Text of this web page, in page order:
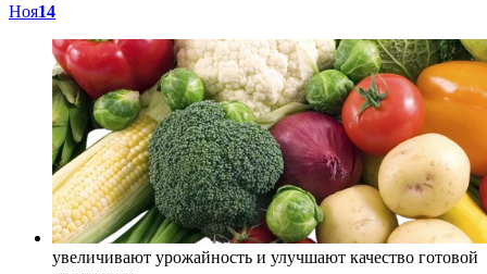
Ноя14
увеличивают урожайность и улучшают качество готовой